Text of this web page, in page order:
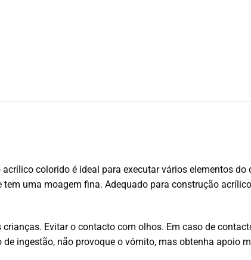
colorido é ideal para executar vários elementos do
uma moagem fina. Adequado para construção
crianças. Evitar o contacto com olhos. Em caso de
ingestão, não provoque o vómito, mas obtenha apoio